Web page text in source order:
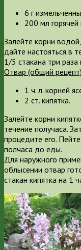
6 г
200 мл
Залейте корни
дайте настояться в
1/5 стакана три
Отвар (общий
1 ч. л. корней
2 ст. кипятка.
Залейте корни
течение получаса.
процедите его.
полчаса до еды.
Для наружного
облысении отвар
стакан кипятка на 1